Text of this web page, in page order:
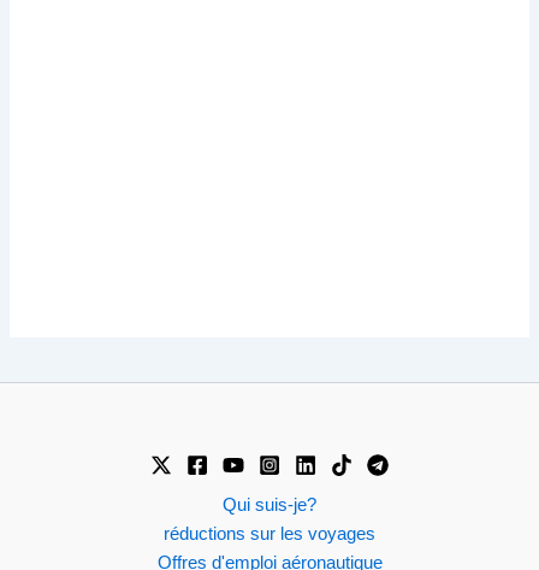
Qui suis-je?
réductions sur les voyages
Offres d'emploi aéronautique